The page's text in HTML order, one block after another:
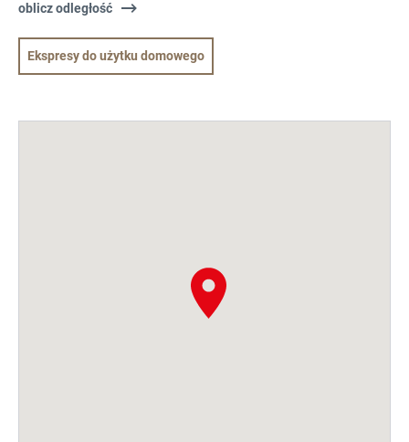
oblicz odległość
Ekspresy do użytku domowego